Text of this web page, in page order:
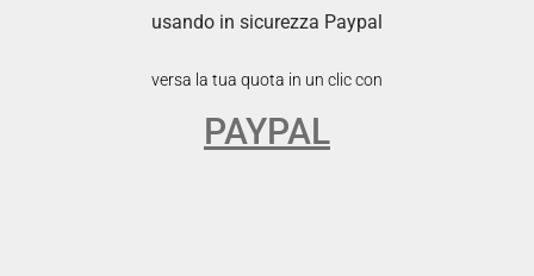
usando in sicurezza Paypal
versa la tua quota in un clic con
PAYPAL